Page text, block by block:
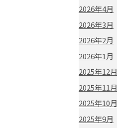
2026年4月
2026年3月
2026年2月
2026年1月
2025年12月
2025年11月
2025年10月
2025年9月